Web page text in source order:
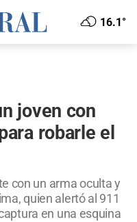
16.1°
joven con
robarle el
con un arma oculta y
quien alertó al 911
en una esquina